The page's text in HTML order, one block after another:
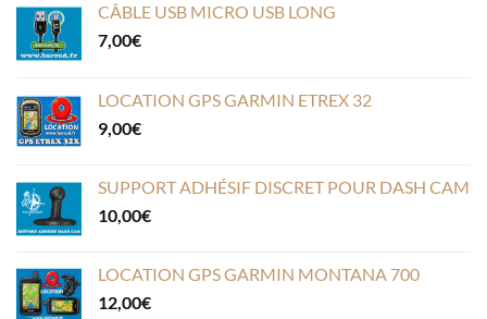
CÂBLE USB MICRO USB LONG
7,00€
LOCATION GPS GARMIN ETREX 32
9,00€
SUPPORT ADHÉSIF DISCRET POUR DASH CAM
10,00€
LOCATION GPS GARMIN MONTANA 700
12,00€